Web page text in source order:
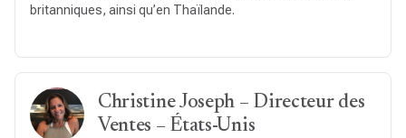
britanniques, ainsi qu’en Thaïlande.
Christine Joseph – Directeur des
Ventes – États-Unis